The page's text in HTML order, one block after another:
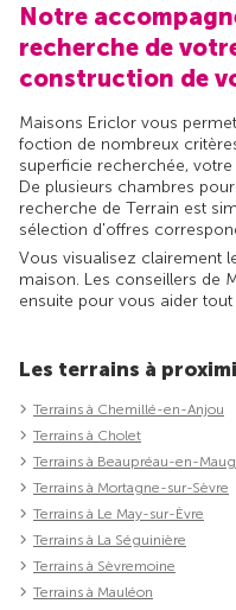
Notre
recherche de
construction de
Maisons Ericlor vous
foction de nombreux
superficie recherchée, votre
De plusieurs chambres
recherche de Terrain est
sélection d'offres
Vous visualisez clairement
maison. Les conseillers de
ensuite pour vous aider
Les terrains à
Terrains à Chemillé-en-Anjou
Terrains à Cholet
Terrains à Beaupréau-en-
Terrains à Mortagne-sur-Sèvre
Terrains à Le May-sur-Èvre
Terrains à La Séguinière
Terrains à Sèvremoine
Terrains à Mauléon